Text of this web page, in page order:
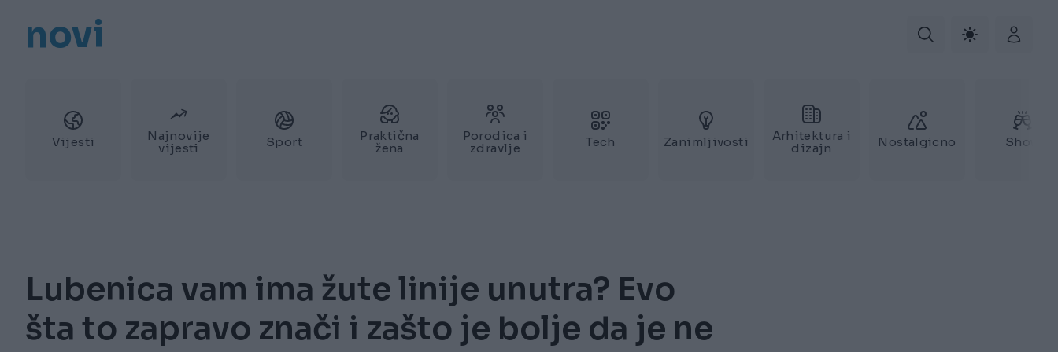
novi
Vijesti
Najnovije
vijesti
Sport
Praktična
žena
Porodica i
zdravlje
Tech Zanimljivosti
Arhitektura i
dizajn
Nostalgicno Show
Lubenica vam ima žute linije unutra? Evo
šta to zapravo znači i zašto je bolje da je ne